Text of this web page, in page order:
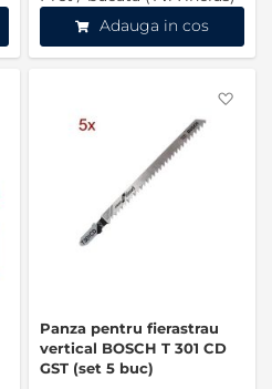
Adauga in cos
Panza pentru fierastrau
vertical BOSCH T 301 CD
GST (set 5 buc)